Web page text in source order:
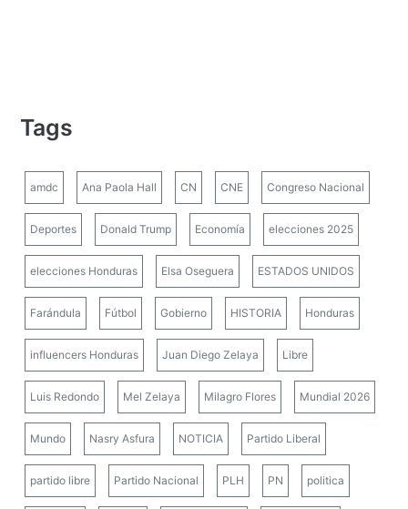
Tags
amdc Ana Paola Hall CN CNE Congreso Nacional
Deportes Donald Trump Economía elecciones 2025
elecciones Honduras Elsa Oseguera ESTADOS UNIDOS
Farándula Fútbol Gobierno HISTORIA Honduras
influencers Honduras Juan Diego Zelaya Libre
Luis Redondo Mel Zelaya Milagro Flores Mundial 2026
Mundo Nasry Asfura NOTICIA Partido Liberal
partido libre Partido Nacional PLH PN politica